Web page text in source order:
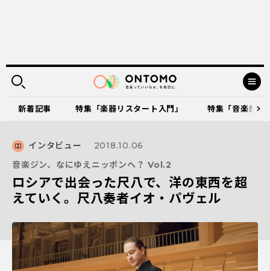
新着記事 特集「楽器リスタート入門」 特集「音楽祭
インタビュー
2018.10.06
音楽ジン、なにゆえニッポンへ？ Vol.2
ロシアで出会った尺八で、洋の東西を超
えていく。尺八奏者イオ・パヴェル